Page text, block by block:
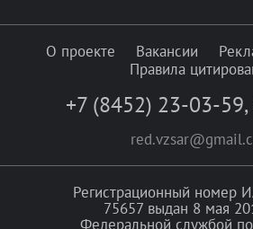
О проекте Вакансии
Правила
+7 (8452) 23-03-59,
Регистрационный
75657 выдан 8 мая
Федеральной службой